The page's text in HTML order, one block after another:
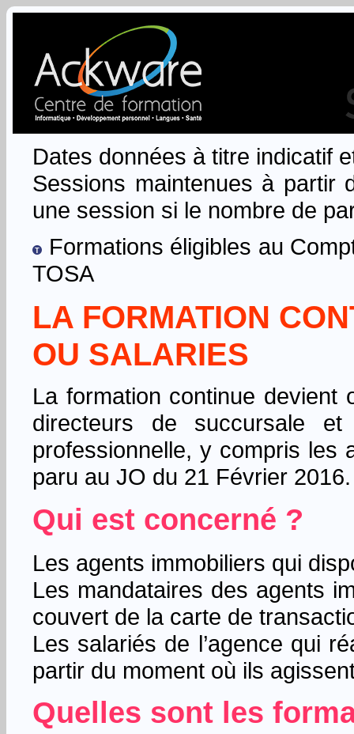
Dates données à titre indicatif
Sessions maintenues à partir
une session si le nombre de
Formations éligibles au
TOSA
LA FORMATION
OU SALARIES
La formation continue devient
directeurs de succursale
professionnelle, y compris les
paru au JO du 21 Février 2016.
Qui est concerné ?
Les agents immobiliers qui
Les mandataires des agents
couvert de la carte de
Les salariés de l’agence qui
partir du moment où ils
Quelles sont les